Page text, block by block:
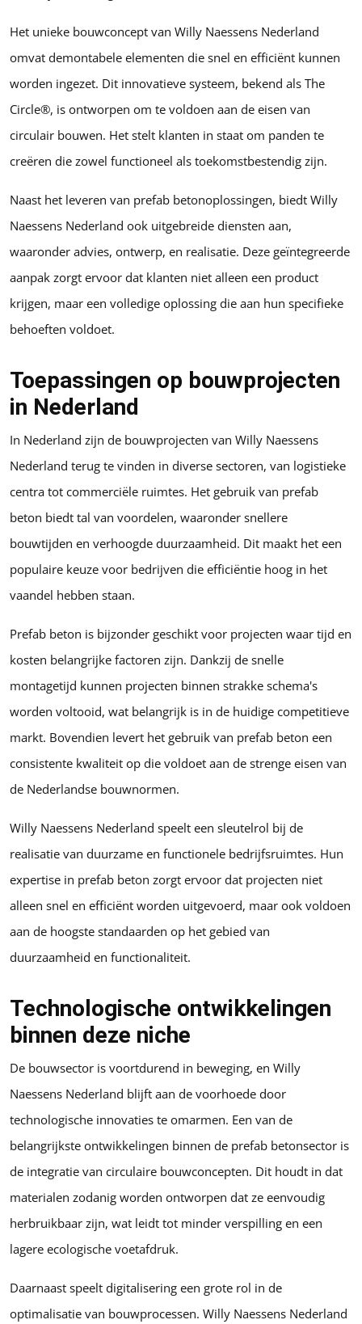
Het unieke bouwconcept van Willy Naessens Nederland
omvat demontabele elementen die snel en efficiënt kunnen
worden ingezet. Dit innovatieve systeem, bekend als The
Circle®, is ontworpen om te voldoen aan de eisen van
circulair bouwen. Het stelt klanten in staat om panden te
creëren die zowel functioneel als toekomstbestendig zijn.
Naast het leveren van prefab betonoplossingen, biedt Willy
Naessens Nederland ook uitgebreide diensten aan,
waaronder advies, ontwerp, en realisatie. Deze geïntegreerde
aanpak zorgt ervoor dat klanten niet alleen een product
krijgen, maar een volledige oplossing die aan hun specifieke
behoeften voldoet.
Toepassingen op bouwprojecten
in Nederland
In Nederland zijn de bouwprojecten van Willy Naessens
Nederland terug te vinden in diverse sectoren, van logistieke
centra tot commerciële ruimtes. Het gebruik van prefab
beton biedt tal van voordelen, waaronder snellere
bouwtijden en verhoogde duurzaamheid. Dit maakt het een
populaire keuze voor bedrijven die efficiëntie hoog in het
vaandel hebben staan.
Prefab beton is bijzonder geschikt voor projecten waar tijd en
kosten belangrijke factoren zijn. Dankzij de snelle
montagetijd kunnen projecten binnen strakke schema's
worden voltooid, wat belangrijk is in de huidige competitieve
markt. Bovendien levert het gebruik van prefab beton een
consistente kwaliteit op die voldoet aan de strenge eisen van
de Nederlandse bouwnormen.
Willy Naessens Nederland speelt een sleutelrol bij de
realisatie van duurzame en functionele bedrijfsruimtes. Hun
expertise in prefab beton zorgt ervoor dat projecten niet
alleen snel en efficiënt worden uitgevoerd, maar ook voldoen
aan de hoogste standaarden op het gebied van
duurzaamheid en functionaliteit.
Technologische ontwikkelingen
binnen deze niche
De bouwsector is voortdurend in beweging, en Willy
Naessens Nederland blijft aan de voorhoede door
technologische innovaties te omarmen. Een van de
belangrijkste ontwikkelingen binnen de prefab betonsector is
de integratie van circulaire bouwconcepten. Dit houdt in dat
materialen zodanig worden ontworpen dat ze eenvoudig
herbruikbaar zijn, wat leidt tot minder verspilling en een
lagere ecologische voetafdruk.
Daarnaast speelt digitalisering een grote rol in de
optimalisatie van bouwprocessen. Willy Naessens Nederland